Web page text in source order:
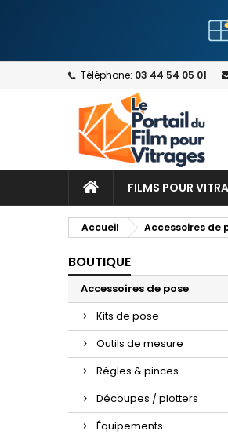
Téléphone: 03 44 54 05 01
FILMS POUR
Accueil Accessoires de
BOUTIQUE
Accessoires de pose
Kits de pose
Outils de mesure
Règles & pinces
Découpes / plotters
Équipements